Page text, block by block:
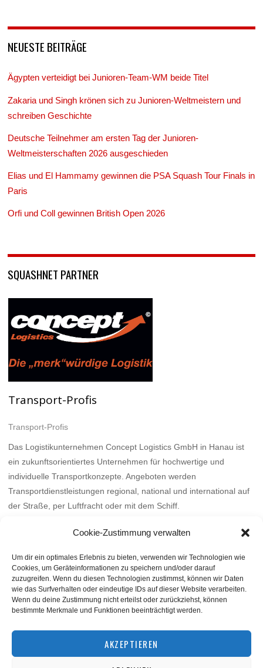
Cookie-Zustimmung verwalten
Um dir ein optimales Erlebnis zu bieten, verwenden wir Technologien wie
Cookies, um Geräteinformationen zu speichern und/oder darauf
zuzugreifen. Wenn du diesen Technologien zustimmst, können wir Daten
wie das Surfverhalten oder eindeutige IDs auf dieser Website verarbeiten.
Wenn du deine Zustimmung nicht erteilst oder zurückziehst, können
bestimmte Merkmale und Funktionen beeinträchtigt werden.
AKZEPTIEREN
NEUESTE BEITRÄGE
Ägypten verteidigt bei Junioren-Team-WM beide Titel
Zakaria und Singh krönen sich zu Junioren-Weltmeistern und
schreiben Geschichte
Deutsche Teilnehmer am ersten Tag der Junioren-
Weltmeisterschaften 2026 ausgeschieden
Elias und El Hammamy gewinnen die PSA Squash Tour Finals in
Paris
Orfi und Coll gewinnen British Open 2026
SQUASHNET PARTNER
Transport-Profis
Transport-Profis
Das Logistikunternehmen Concept Logistics GmbH in Hanau ist
ein zukunftsorientiertes Unternehmen für hochwertige und
individuelle Transportkonzepte. Angeboten werden
Transportdienstleistungen regional, national und international auf
der Straße, per Luftfracht oder mit dem Schiff.
BACK TO TOP